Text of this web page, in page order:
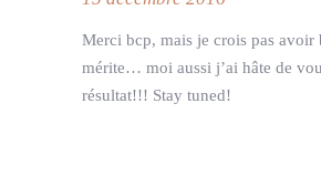
Merci bcp, mais je crois pas avoir
mérite… moi aussi j’ai hâte de
résultat!!! Stay tuned!